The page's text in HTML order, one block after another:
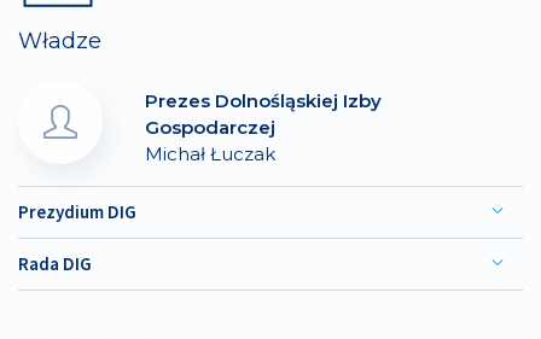
Władze
Prezes Dolnośląskiej Izby
Gospodarczej
Michał Łuczak
Prezydium DIG
Rada DIG